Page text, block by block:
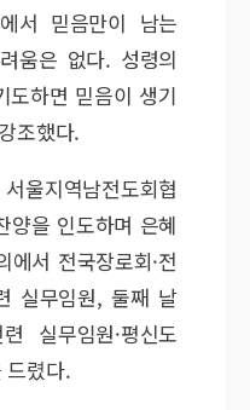
서 믿음만이 남는
움은 없다. 성령의
도하면 믿음이 생기
조했다.
울지역남전도회협
양을 인도하며 은혜
에서 전국장로회·전
실무임원, 둘째 날
실무임원·평신도
드렸다.